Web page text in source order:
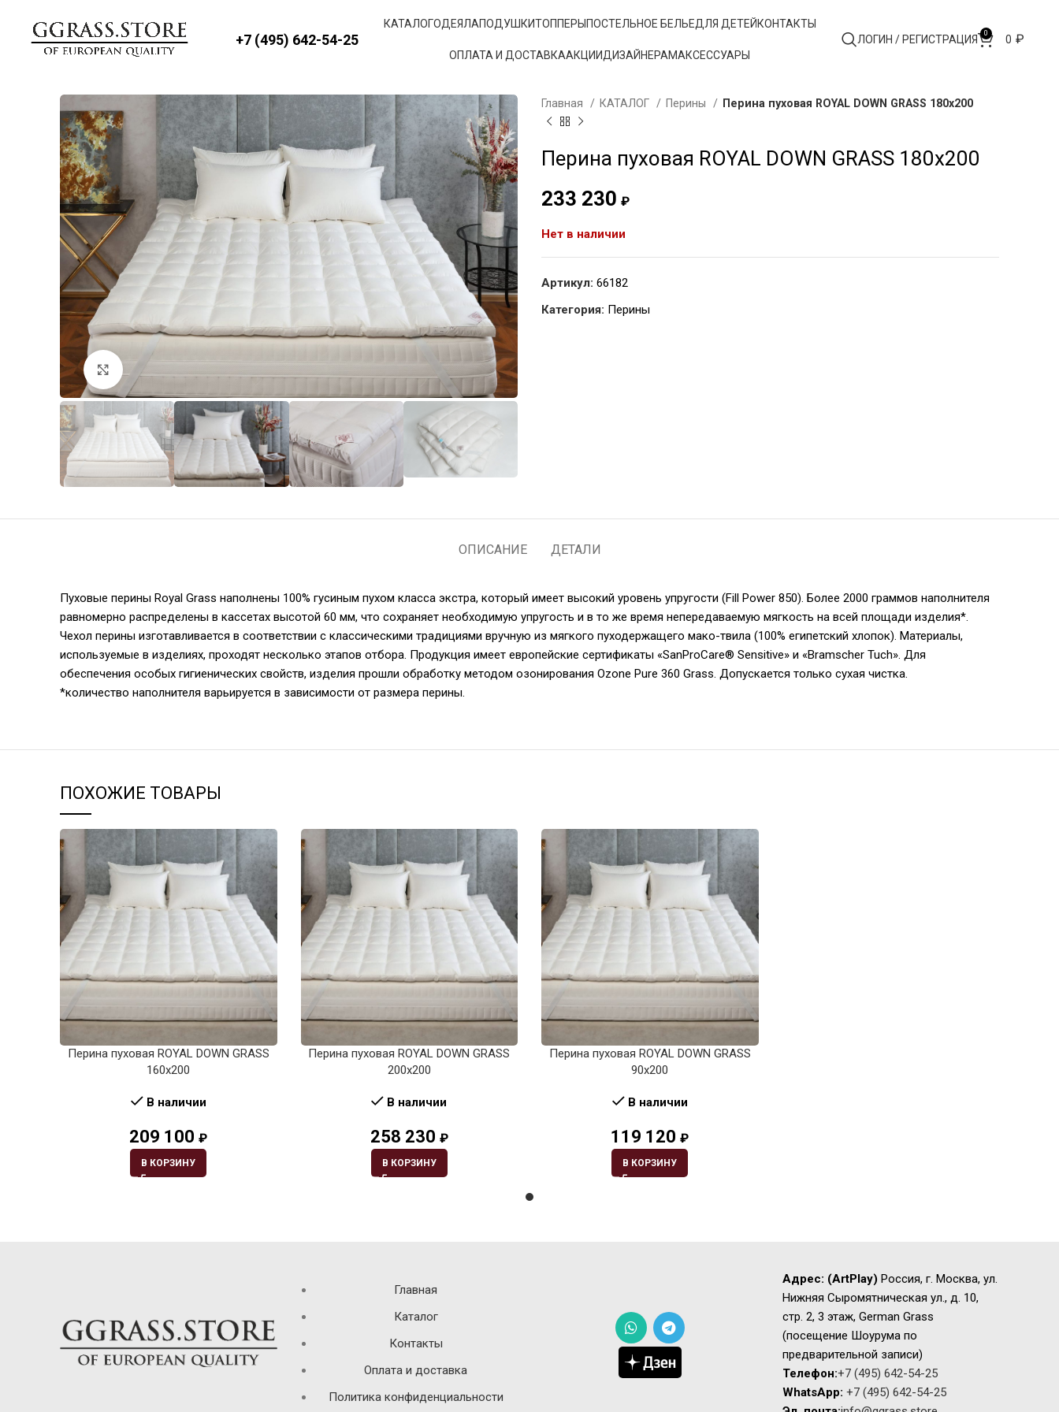
+7 (495) 642-54-25
КАТАЛОГОДЕЯЛАПОДУШКИТОППЕРЫ ПОСТЕЛЬНОЕ БЕЛЬЕДЛЯ ДЕТЕЙ КОНТАКТЫ
ОПЛАТА И ДОСТАВКААКЦИИДИЗАЙНЕРАМАКСЕССУАРЫ
ЛОГИН / РЕГИСТРАЦИЯ 0 0 ₽
Главная КАТАЛОГ Перины Перина пуховая ROYAL DOWN GRASS 180х200
Перина пуховая ROYAL DOWN GRASS 180х200
233 230 ₽
Нет в наличии
Артикул: 66182
Категория: Перины
ОПИСАНИЕ ДЕТАЛИ
Пуховые перины Royal Grass наполнены 100% гусиным пухом класса экстра, который имеет высокий уровень упругости (Fill Power 850). Более 2000 граммов наполнителя
равномерно распределены в кассетах высотой 60 мм, что сохраняет необходимую упругость и в то же время непередаваемую мягкость на всей площади изделия*.
Чехол перины изготавливается в соответствии с классическими традициями вручную из мягкого пуходержащего мако-твила (100% египетский хлопок). Материалы,
используемые в изделиях, проходят несколько этапов отбора. Продукция имеет европейские сертификаты «SanProCare® Sensitive» и «Bramscher Tuch». Для
обеспечения особых гигиенических свойств, изделия прошли обработку методом озонирования Ozone Pure 360 Grass. Допускается только сухая чистка.
*количество наполнителя варьируется в зависимости от размера перины.
ПОХОЖИЕ ТОВАРЫ
Перина пуховая ROYAL DOWN GRASS
160х200
В наличии
209 100 ₽
В КОРЗИНУ
Перина пуховая ROYAL DOWN GRASS
200х200
В наличии
258 230 ₽
В КОРЗИНУ
Перина пуховая ROYAL DOWN GRASS
90х200
В наличии
119 120 ₽
В КОРЗИНУ
Главная
Каталог
Контакты
Оплата и доставка
Политика конфиденциальности
Адрес: (ArtPlay) Россия, г. Москва, ул.
Нижняя Сыромятническая ул., д. 10,
стр. 2, 3 этаж, German Grass
(посещение Шоурума по
предварительной записи)
Телефон:+7 (495) 642-54-25
WhatsApp: +7 (495) 642-54-25